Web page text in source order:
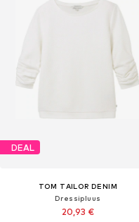
DEAL
TOM TAILOR DENIM
Dressipluus
20,93 €